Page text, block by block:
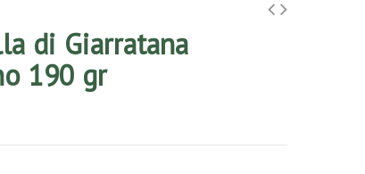
di Giarratana
190 gr